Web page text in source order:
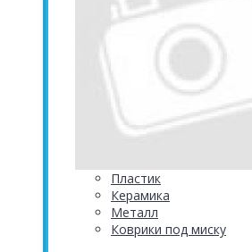
Пластик
Керамика
Металл
Коврики под миску